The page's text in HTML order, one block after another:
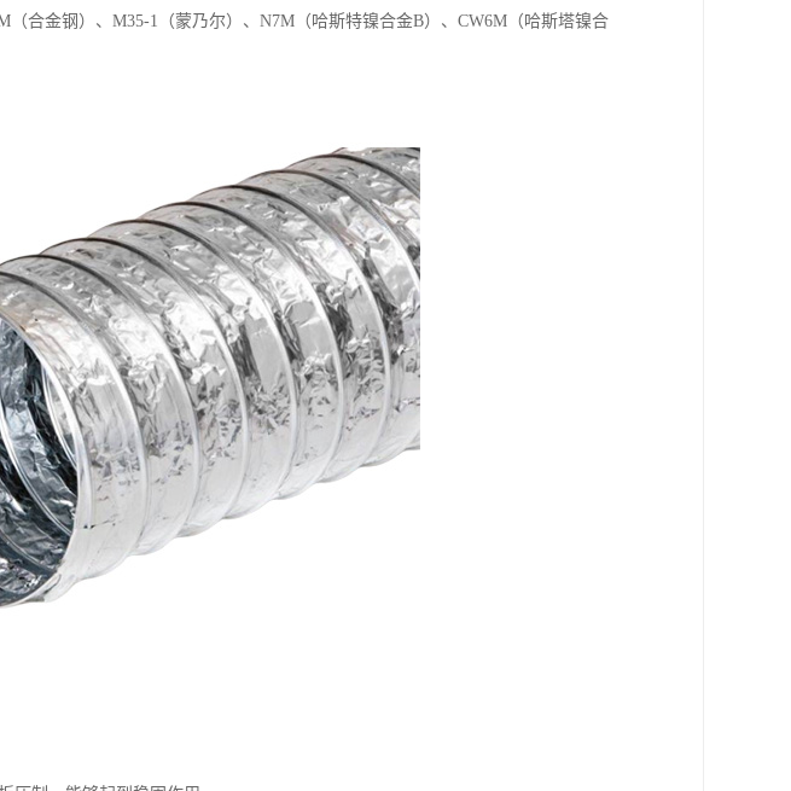
（合金钢）、M35-1（蒙乃尔）、N7M（哈斯特镍合金B）、CW6M（哈斯塔镍合